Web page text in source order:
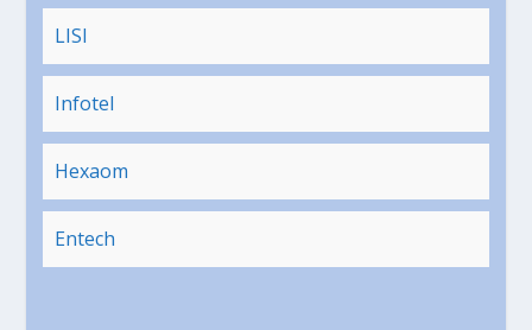
LISI
Infotel
Hexaom
Entech